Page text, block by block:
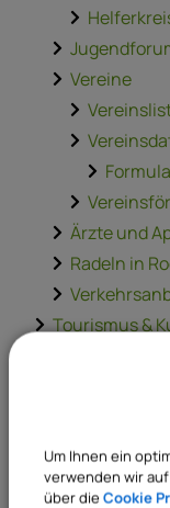
Vereine
Ärzte und
Radeln in
Tourismus &
Zahlen,
Um Ihnen ein
verwenden wir
über die Cookie